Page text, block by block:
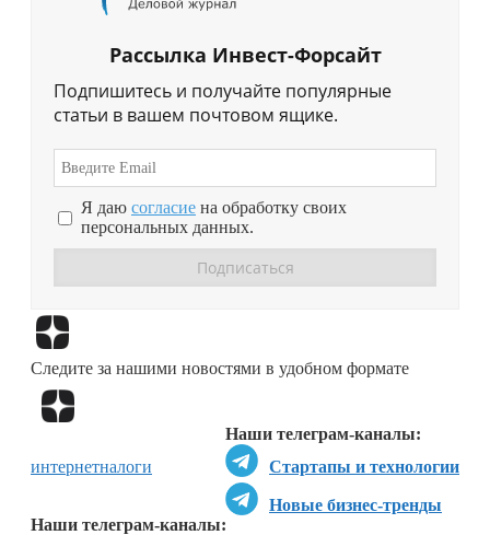
Рассылка Инвест-Форсайт
Подпишитесь и получайте популярные
статьи в вашем почтовом ящике.
Я даю согласие на обработку своих
персональных данных.
Следите за нашими новостями в удобном формате
Наши телеграм-каналы:
Стартапы и технологии
Новые бизнес-тренды
Наши телеграм-каналы:
интернетналоги